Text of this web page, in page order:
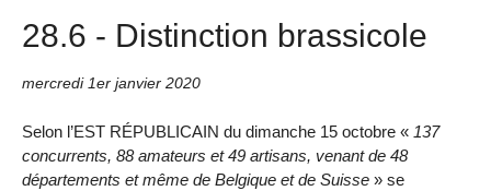
28.6 - Distinction brassicole
mercredi 1er janvier 2020
Selon l’EST RÉPUBLICAIN du dimanche 15 octobre « 137
concurrents, 88 amateurs et 49 artisans, venant de 48
départements et même de Belgique et de Suisse » se